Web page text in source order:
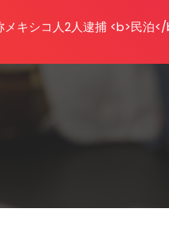
キシコ人2人逮捕 <b>民泊